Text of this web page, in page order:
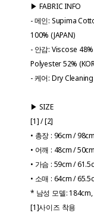
▶ FABRIC INFO
- 메인: Supima
100% (JAPAN)
- 안감: Viscose
Polyester 52%
- 케어: Dry Cleaning
▶ SIZE
[1] / [2]
• 총장 : 96cm / 98cm
• 어깨 : 48cm / 50cm
• 가슴 : 59cm /
• 소매 : 64cm /
* 남성 모델:
[1]사이즈 착용